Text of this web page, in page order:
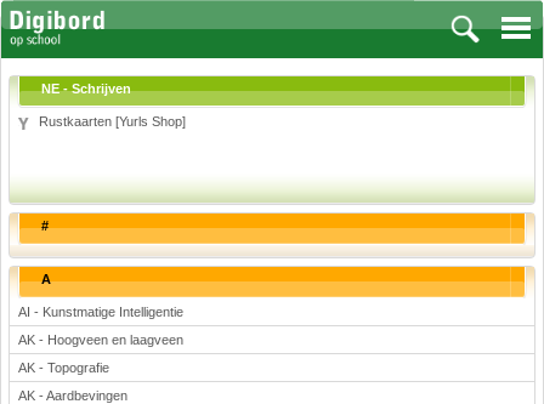
Vakken
Aardrijkskunde
Biologie
Engels
Frans, Duits, Chinees, Spaans
Geschiedenis
Handvaardigheid en Tekenen
Kunst en Cultuur
NE - Schrijven
Rustkaarten [Yurls Shop]
#
A
AI - Kunstmatige Intelligentie
AK - Hoogveen en laagveen
AK - Topografie
AK - Aardbevingen